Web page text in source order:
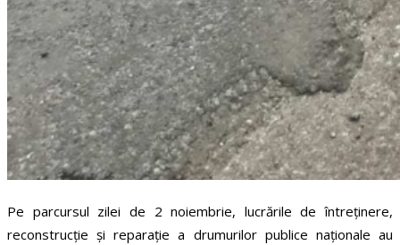
Pe parcursul zilei de 2 noiembrie, lucrările de întreținere,
reconstrucție și reparație a drumurilor publice naționale au